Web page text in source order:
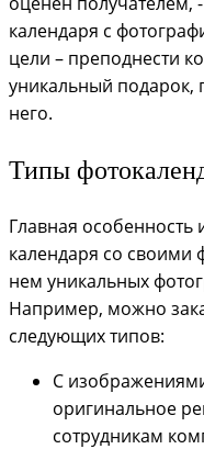
календаря с
цели – преподнести
уникальный подарок,
него.
Типы
Главная особенность
календаря со
нем уникальных
Например, можно
следующих типов:
С
оригинальное
сотрудникам